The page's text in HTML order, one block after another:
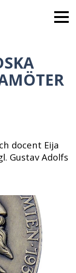
docent Eija
Gustav Adolfs